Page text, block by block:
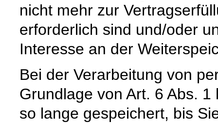
nicht mehr zur
erforderlich sind und/oder
Interesse an der
Bei der Verarbeitung von
Grundlage von Art. 6 Abs.
so lange gespeichert, bis